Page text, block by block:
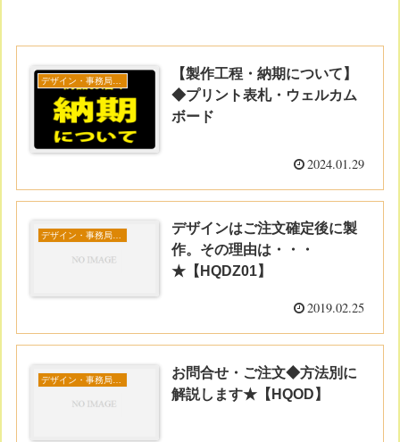
デザイン・事務局コラム
【製作工程・納期について】
◆プリント表札・ウェルカム
ボード
2024.01.29
デザイン・事務局コラム
デザインはご注文確定後に製
作。その理由は・・・
★【HQDZ01】
2019.02.25
デザイン・事務局コラム
お問合せ・ご注文◆方法別に
解説します★【HQOD】